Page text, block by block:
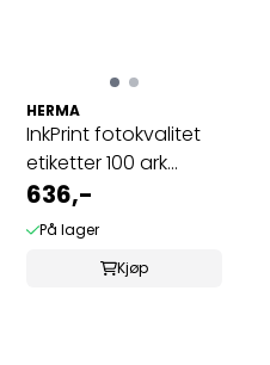
HERMA
InkPrint fotokvalitet
etiketter 100 ark
96.5x42.3 ...
636,-
På lager
Kjøp